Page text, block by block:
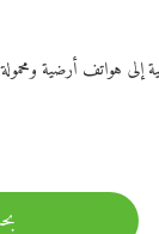
إلى هواتف